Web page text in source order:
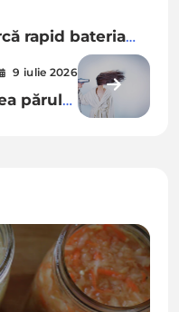
rapid bateria
nou și ce setări
9 iulie 2026
părului